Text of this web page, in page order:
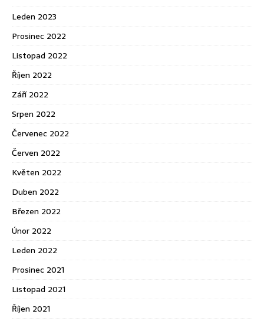
Leden 2023
Prosinec 2022
Listopad 2022
Říjen 2022
Září 2022
Srpen 2022
Červenec 2022
Červen 2022
Květen 2022
Duben 2022
Březen 2022
Únor 2022
Leden 2022
Prosinec 2021
Listopad 2021
Říjen 2021